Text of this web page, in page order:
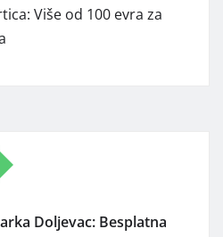
Više od 100 evra za
Doljevac: Besplatna